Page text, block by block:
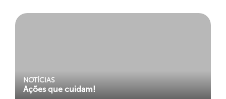
NOTÍCIAS
Ações que cuidam!